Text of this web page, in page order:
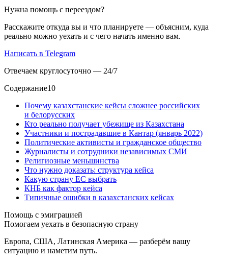
Нужна помощь с переездом?
Расскажите откуда вы и что планируете — объясним, куда
реально можно уехать и с чего начать именно вам.
Написать в Telegram
Отвечаем круглосуточно — 24/7
Содержание10
Почему казахстанские кейсы сложнее российских
и белорусских
Кто реально получает убежище из Казахстана
Участники и пострадавшие в Кантар (январь 2022)
Политические активисты и гражданское общество
Журналисты и сотрудники независимых СМИ
Религиозные меньшинства
Что нужно доказать: структура кейса
Какую страну ЕС выбрать
КНБ как фактор кейса
Типичные ошибки в казахстанских кейсах
Помощь с эмиграцией
Помогаем уехать в безопасную страну
Европа, США, Латинская Америка — разберём вашу
ситуацию и наметим путь.